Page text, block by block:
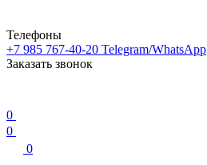
Телефоны
+7 985 767-40-20 Telegram/WhatsApp
Заказать звонок
0
0
0